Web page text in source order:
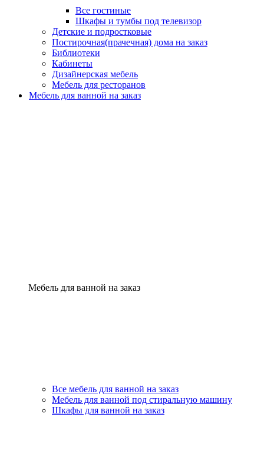
Все гостиные
Шкафы и тумбы под телевизор
Детские и подростковые
Постирочная(прачечная) дома на заказ
Библиотеки
Кабинеты
Дизайнерская мебель
Мебель для ресторанов
Мебель для ванной на заказ
Мебель для ванной на заказ
Все мебель для ванной на заказ
Мебель для ванной под стиральную машину
Шкафы для ванной на заказ